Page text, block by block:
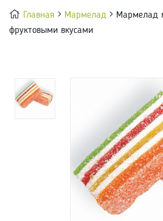
Главная Мармелад
Мармелад
фруктовыми вкусами